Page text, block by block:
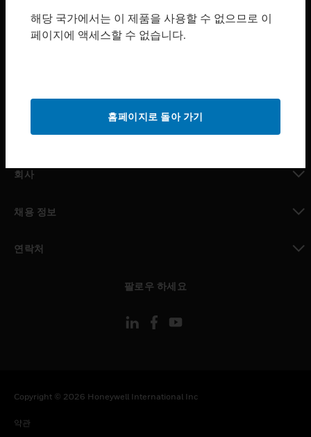
toggle view
산업 분야
구매처
MYAUTOMATION サポート
회사
채용 정보
연락처
팔로우 하세요
Copyright © 2026 Honeywell International Inc
약관
해당 국가에서는 이 제품을 사용할 수 없으므로 이
페이지에 액세스할 수 없습니다.
홈페이지로 돌아 가기